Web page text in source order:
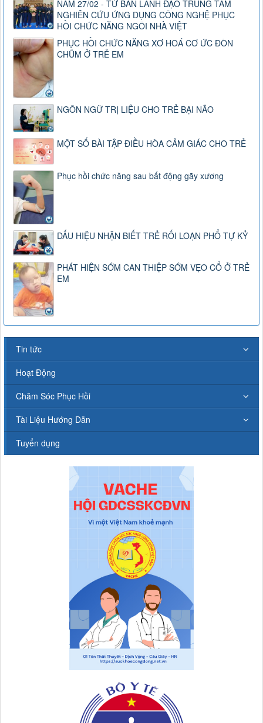
NAM 27/02 - TỪ BAN LÃNH ĐẠO TRUNG TÂM
NGHIÊN CỨU ỨNG DỤNG CÔNG NGHỆ PHỤC
HỒI CHỨC NĂNG NGÔI NHÀ VIỆT
PHỤC HỒI CHỨC NĂNG XƠ HOÁ CƠ ỨC ĐÒN
CHŨM Ở TRẺ EM
NGÔN NGỮ TRỊ LIỆU CHO TRẺ BẠI NÃO
MỘT SỐ BÀI TẬP ĐIỀU HÒA CẢM GIÁC CHO TRẺ
Phục hồi chức năng sau bất động gãy xương
DẤU HIỆU NHẬN BIẾT TRẺ RỐI LOẠN PHỔ TỰ KỶ
PHÁT HIỆN SỚM CAN THIỆP SỚM VẸO CỔ Ở TRẺ
EM
Tin tức
Hoạt Động
Chăm Sóc Phục Hồi
Tài Liệu Hướng Dẫn
Tuyển dụng